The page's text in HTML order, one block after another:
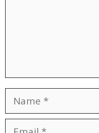
Name
Email